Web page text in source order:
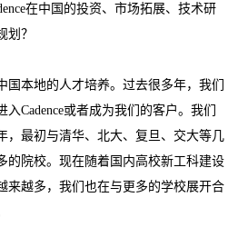
在中国的投资、市场拓展、技术研
划？
本地的人才培养。过去很多年，我们
Cadence或者成为我们的客户。我们
，最初与清华、北大、复旦、交大等几
的院校。现在随着国内高校新工科建设
来越多，我们也在与更多的学校展开合